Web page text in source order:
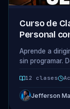
Curso de
Personal
Aprende a
sin programar.
dashboard y
12 clases
Jefferson